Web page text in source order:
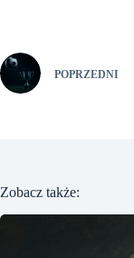
POPRZEDNI
Zobacz także: